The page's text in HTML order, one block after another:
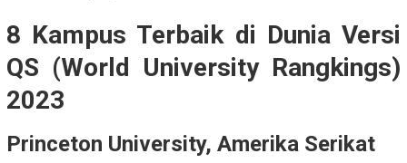
8 Kampus Terbaik di Dunia Versi
QS (World University Rangkings)
2023
Princeton University, Amerika Serikat